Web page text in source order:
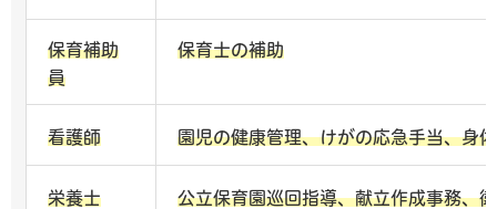
保育補助
員
保育士の補助
看護師 園児の健康管理、けがの応急手当、身
栄養士
公立保育園巡回指導、献立作成事務、